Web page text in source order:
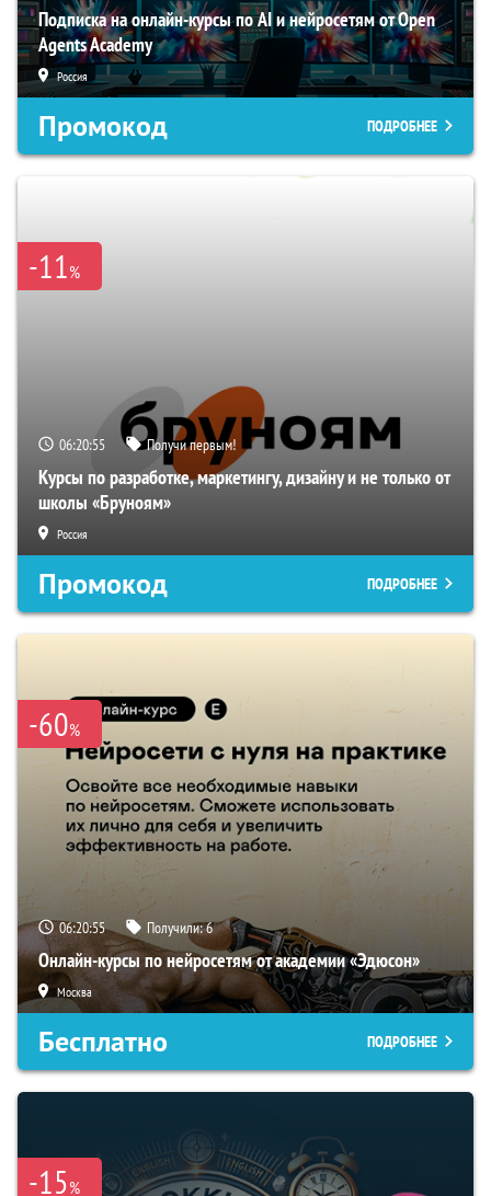
Подписка на онлайн-курсы по AI и нейросетям от Open
Agents Academy
Россия
Промокод ПОДРОБНЕЕ
-11%
06:20:54 Получи первым!
Курсы по разработке, маркетингу, дизайну и не только от
школы «Бруноям»
Россия
Промокод ПОДРОБНЕЕ
-60%
06:20:54 Получили:6
Онлайн-курсы по нейросетям от академии «Эдюсон»
Москва
Бесплатно ПОДРОБНЕЕ
-15%